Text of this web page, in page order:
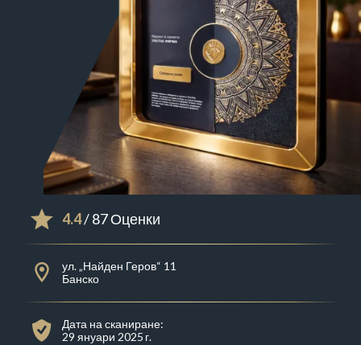
4.4/ 87 Оценки
ул. „Найден Геров“ 11
Банско
Дата на сканиране:
29 януари 2025 г.